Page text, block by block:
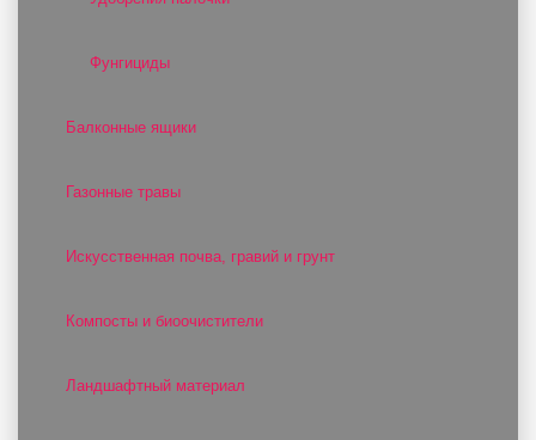
Фунгициды
Балконные ящики
Газонные травы
Искусственная почва, гравий и грунт
Компосты и биоочистители
Ландшафтный материал